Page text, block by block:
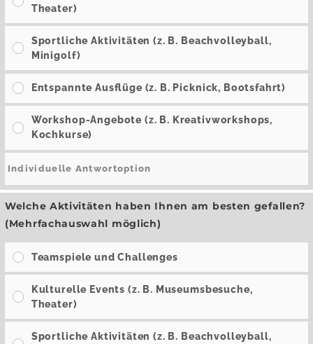
Theater)
Sportliche Aktivitäten (z. B. Beachvolleyball,
Minigolf)
Entspannte Ausflüge (z. B. Picknick, Bootsfahrt)
Workshop-Angebote (z. B. Kreativworkshops,
Kochkurse)
Welche Aktivitäten haben Ihnen am besten gefallen?
(Mehrfachauswahl möglich)
Teamspiele und Challenges
Kulturelle Events (z. B. Museumsbesuche,
Theater)
Sportliche Aktivitäten (z. B. Beachvolleyball,